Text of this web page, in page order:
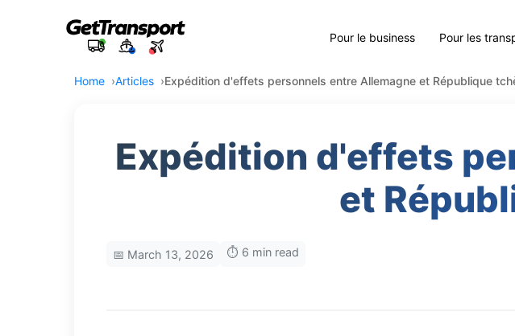
Pour le business Pour les
Home Articles Expédition d'effets personnels entre Allemagne et République
Expédition d'effets
et
📅 March 13, 2026 ⏱️ 6 min read